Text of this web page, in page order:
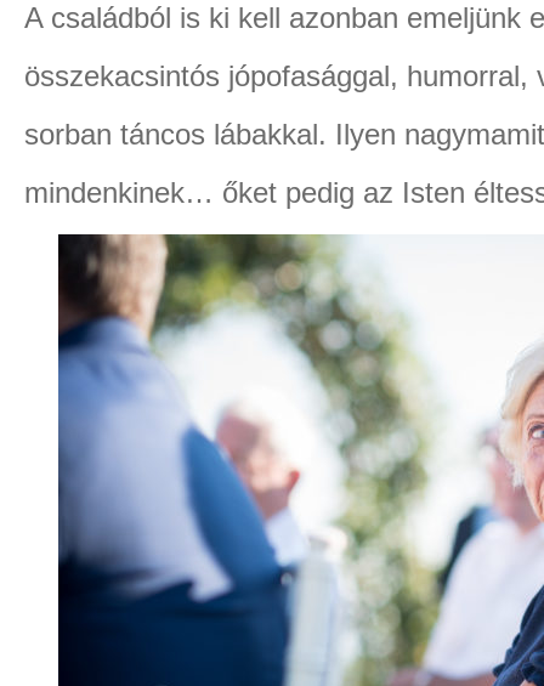
A családból is ki kell azonban emeljünk
összekacsintós jópofasággal, humorral,
sorban táncos lábakkal. Ilyen
mindenkinek… őket pedig az Isten